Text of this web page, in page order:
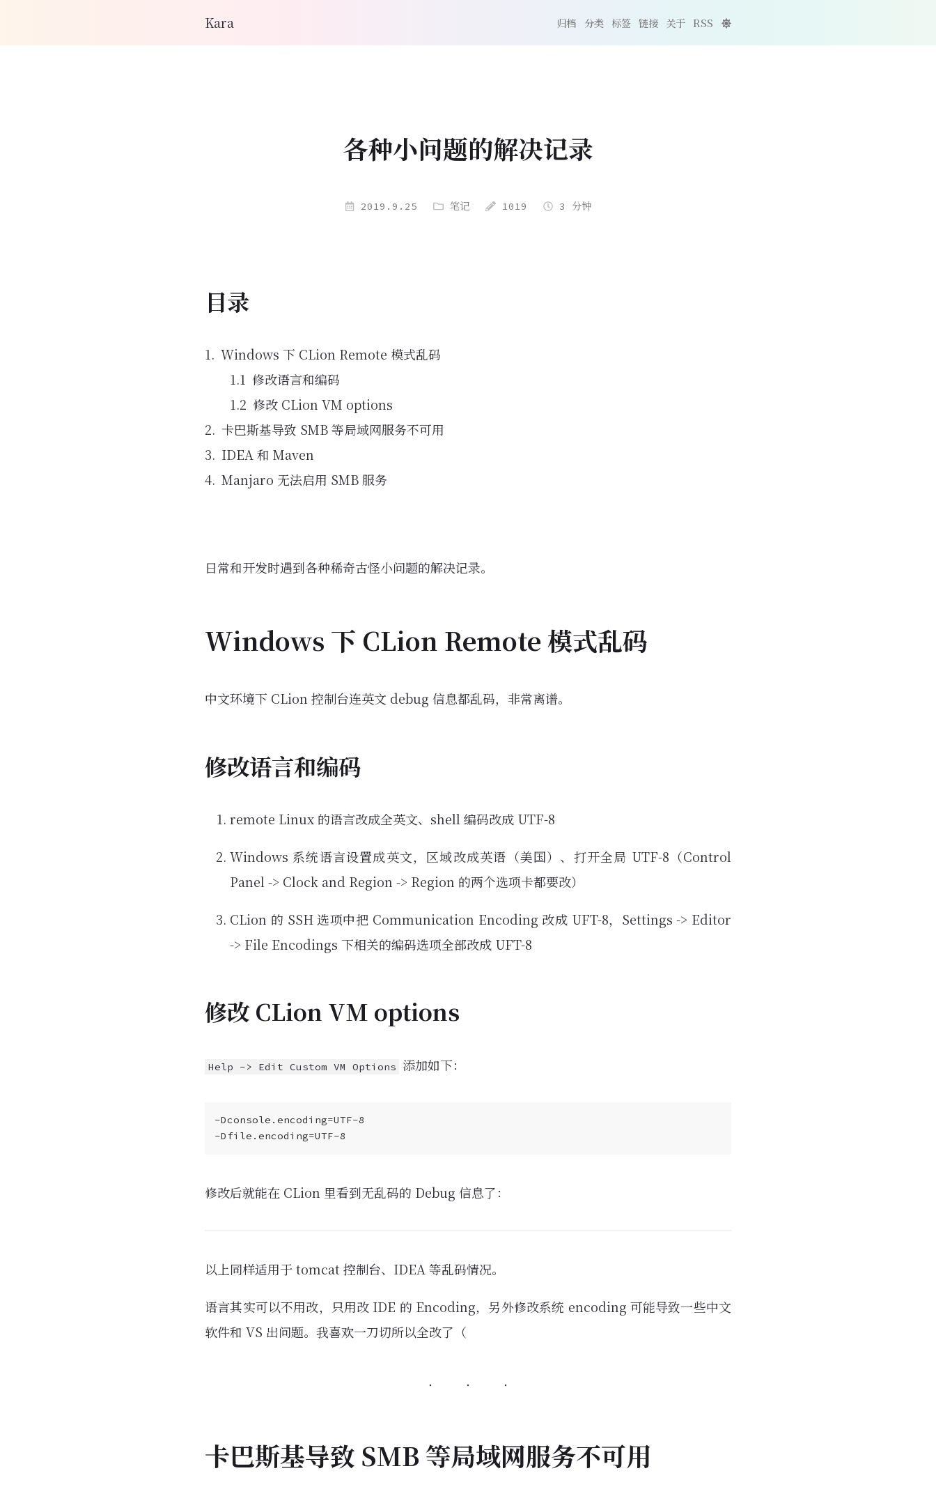
Kara 归档 分类 标签 链接 关于 RSS
各种小问题的解决记录
2019.9.25 笔记 1019 3 分钟
目录
Windows 下 CLion Remote 模式乱码
修改语言和编码
修改 CLion VM options
卡巴斯基导致 SMB 等局域网服务不可用
IDEA 和 Maven
Manjaro 无法启用 SMB 服务
日常和开发时遇到各种稀奇古怪小问题的解决记录。
Windows 下 CLion Remote 模式乱码
中文环境下 CLion 控制台连英文 debug 信息都乱码，非常离谱。
修改语言和编码
remote Linux 的语言改成全英文、shell 编码改成 UTF-8
Windows 系统语言设置成英文，区域改成英语（美国）、打开全局 UTF-8（Control
Panel -> Clock and Region -> Region 的两个选项卡都要改）
CLion 的 SSH 选项中把 Communication Encoding 改成 UFT-8，Settings -> Editor
-> File Encodings 下相关的编码选项全部改成 UFT-8
修改 CLion VM options
Help -> Edit Custom VM Options 添加如下：
修改后就能在 CLion 里看到无乱码的 Debug 信息了：
以上同样适用于 tomcat 控制台、IDEA 等乱码情况。
语言其实可以不用改，只用改 IDE 的 Encoding，另外修改系统 encoding 可能导致一些中文
软件和 VS 出问题。我喜欢一刀切所以全改了（
卡巴斯基导致 SMB 等局域网服务不可用